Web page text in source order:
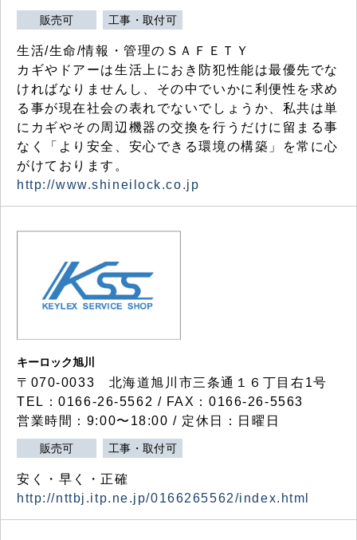
販売可 工事・取付可
生活/生命/情報・管理のＳＡＦＥＴＹ
カギやドアーは生活上におき防犯性能は最優先でな
ければなりませんし、その中でいかに利便性を求め
る事が現在社会の表れでないでしょうか、私共は単
にカギやその周辺機器の交換を行うだけに留まる事
なく「より安全、安心できる環境の構築」を常に心
がけております。
http://www.shineilock.co.jp
キーロック旭川
〒070-0033 北海道旭川市三条通１６丁目右1号
TEL：0166-26-5562 / FAX：0166-26-5563
営業時間：9:00〜18:00 / 定休日：日曜日
販売可 工事・取付可
安く・早く・正確
http://nttbj.itp.ne.jp/0166265562/index.html